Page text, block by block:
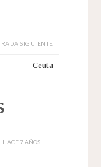
SIGUIENTE
Ceuta
HACE 7 AÑOS